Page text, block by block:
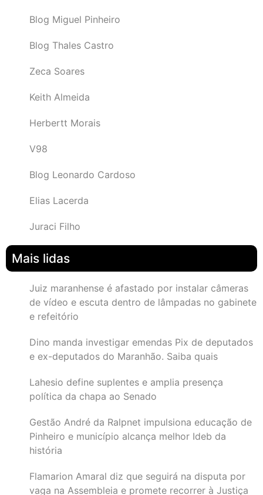
Blog Miguel Pinheiro
Blog Thales Castro
Zeca Soares
Keith Almeida
Herbertt Morais
V98
Blog Leonardo Cardoso
Elias Lacerda
Juraci Filho
Mais lidas
Juiz maranhense é afastado por instalar câmeras
de vídeo e escuta dentro de lâmpadas no gabinete
e refeitório
Dino manda investigar emendas Pix de deputados
e ex-deputados do Maranhão. Saiba quais
Lahesio define suplentes e amplia presença
política da chapa ao Senado
Gestão André da Ralpnet impulsiona educação de
Pinheiro e município alcança melhor Ideb da
história
Flamarion Amaral diz que seguirá na disputa por
vaga na Assembleia e promete recorrer à Justiça